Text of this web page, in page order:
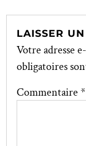
LAISSER
Votre adresse
obligatoires
Commentaire *